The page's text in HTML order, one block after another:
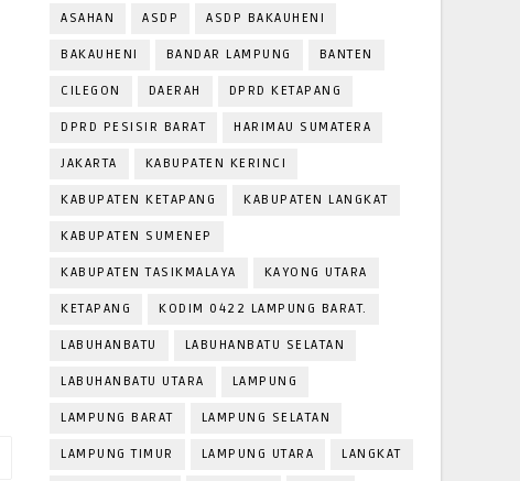
ASAHAN ASDP ASDP BAKAUHENI
BAKAUHENI BANDAR LAMPUNG BANTEN
CILEGON DAERAH DPRD KETAPANG
DPRD PESISIR BARAT HARIMAU SUMATERA
JAKARTA KABUPATEN KERINCI
KABUPATEN KETAPANG KABUPATEN LANGKAT
KABUPATEN SUMENEP
KABUPATEN TASIKMALAYA KAYONG UTARA
KETAPANG KODIM 0422 LAMPUNG BARAT.
LABUHANBATU LABUHANBATU SELATAN
LABUHANBATU UTARA LAMPUNG
LAMPUNG BARAT LAMPUNG SELATAN
LAMPUNG TIMUR LAMPUNG UTARA LANGKAT